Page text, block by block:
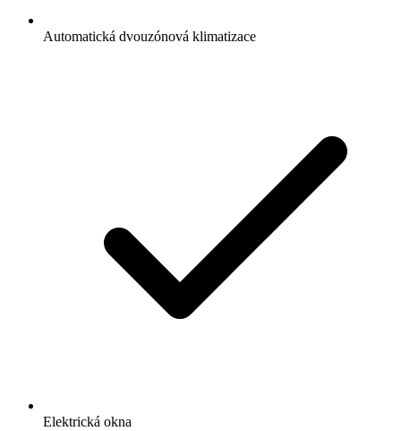
Automatická dvouzónová klimatizace
Elektrická okna